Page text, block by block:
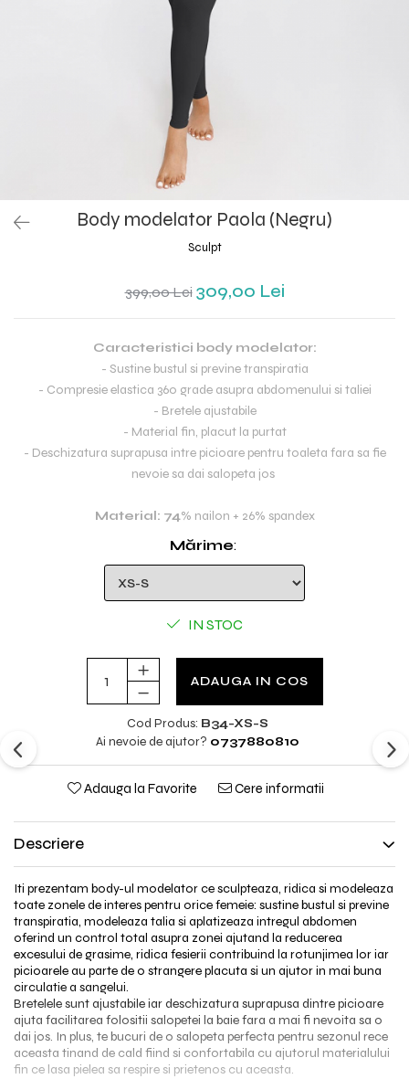
Body modelator Paola (Negru)
Sculpt
399,00 Lei 309,00 Lei
Caracteristici body modelator:
- Sustine bustul si previne transpiratia
- Compresie elastica 360 grade asupra abdomenului si taliei
- Bretele ajustabile
- Material fin, placut la purtat
- Deschizatura suprapusa intre picioare pentru toaleta fara sa fie
nevoie sa dai salopeta jos
Material: 74% nailon + 26% spandex
Mărime:
IN STOC
ADAUGA IN COS
Cod Produs: B34-XS-S
Ai nevoie de ajutor? 0737880810
Adauga la Favorite Cere informatii
Descriere
Iti prezentam body-ul modelator ce sculpteaza, ridica si modeleaza
toate zonele de interes pentru orice femeie: sustine bustul si previne
transpiratia, modeleaza talia si aplatizeaza intregul abdomen
oferind un control total asupra zonei ajutand la reducerea
excesului de grasime, ridica fesierii contribuind la rotunjimea lor iar
picioarele au parte de o strangere placuta si un ajutor in mai buna
circulatie a sangelui.
Bretelele sunt ajustabile iar deschizatura suprapusa dintre picioare
ajuta facilitarea folositii salopetei la baie fara a mai fi nevoita sa o
dai jos. In plus, te bucuri de o salopeta perfecta pentru sezonul rece
aceasta tinand de cald fiind si confortabila cu ajutorul materialului
fin ce lasa pielea sa respire si prietenos cu aceasta.